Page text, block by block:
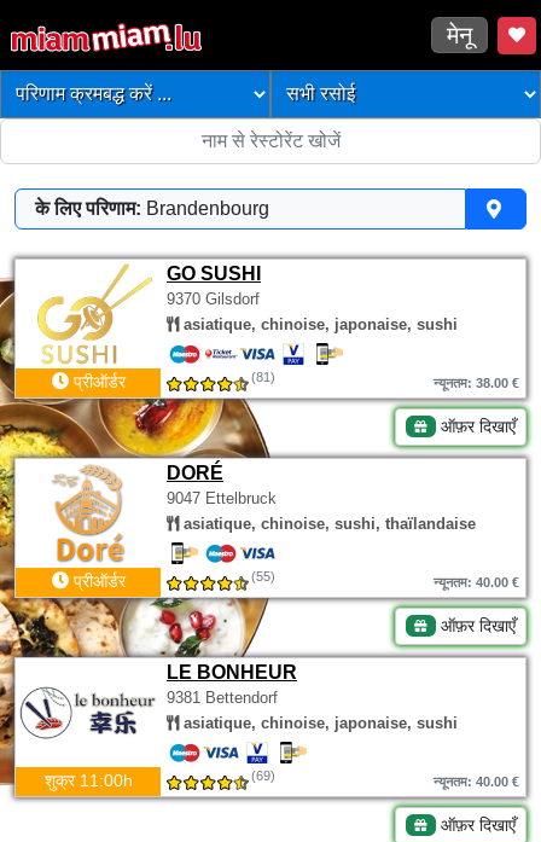
मेनू
के लिए परिणाम: Brandenbourg
GO SUSHI
9370 Gilsdorf
asiatique, chinoise, japonaise, sushi
प्रीऑर्डर (81) न्यूनतम: 38.00 €
ऑफ़र दिखाएँ
DORÉ
9047 Ettelbruck
asiatique, chinoise, sushi, thaïlandaise
प्रीऑर्डर (55) न्यूनतम: 40.00 €
ऑफ़र दिखाएँ
LE BONHEUR
9381 Bettendorf
asiatique, chinoise, japonaise, sushi
शुक्र 11:00h (69) न्यूनतम: 40.00 €
ऑफ़र दिखाएँ